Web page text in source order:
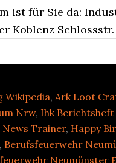
Wikipedia,Ark Loot
Nrw, Ihk
Trainer, Happy
, Berufsfeuerwehr
Neumünster